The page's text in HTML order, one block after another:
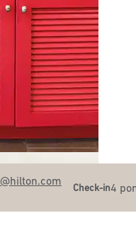
@hilton.com
Check-in4